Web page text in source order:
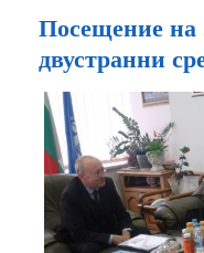
Посещение на
двустранни